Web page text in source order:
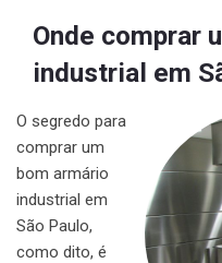
Onde comprar
industrial em
O segredo para
comprar um
bom armário
industrial em
São Paulo,
como dito, é